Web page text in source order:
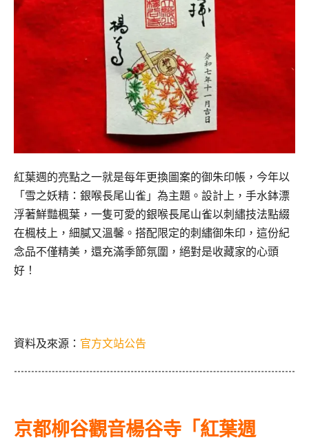
紅葉週的亮點之一就是每年更換圖案的御朱印帳，今年以
「雪之妖精：銀喉長尾山雀」為主題。設計上，手水鉢漂
浮著鮮豔楓葉，一隻可愛的銀喉長尾山雀以刺繡技法點綴
在楓枝上，細膩又溫馨。搭配限定的刺繡御朱印，這份紀
念品不僅精美，還充滿季節氛圍，絕對是收藏家的心頭
好！
資料及來源： 官方文站公告
京都柳谷觀音楊谷寺「紅葉週